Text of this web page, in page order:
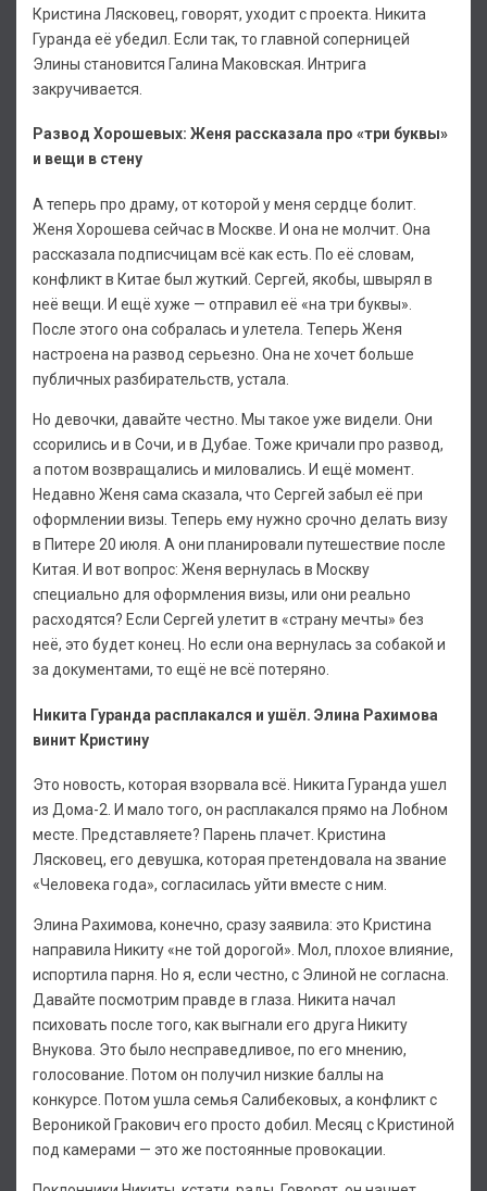
Кристина Лясковец, говорят, уходит с проекта. Никита
Гуранда её убедил. Если так, то главной соперницей
Элины становится Галина Маковская. Интрига
закручивается.
Развод Хорошевых: Женя рассказала про «три буквы»
и вещи в стену
А теперь про драму, от которой у меня сердце болит.
Женя Хорошева сейчас в Москве. И она не молчит. Она
рассказала подписчицам всё как есть. По её словам,
конфликт в Китае был жуткий. Сергей, якобы, швырял в
неё вещи. И ещё хуже — отправил её «на три буквы».
После этого она собралась и улетела. Теперь Женя
настроена на развод серьезно. Она не хочет больше
публичных разбирательств, устала.
Но девочки, давайте честно. Мы такое уже видели. Они
ссорились и в Сочи, и в Дубае. Тоже кричали про развод,
а потом возвращались и миловались. И ещё момент.
Недавно Женя сама сказала, что Сергей забыл её при
оформлении визы. Теперь ему нужно срочно делать визу
в Питере 20 июля. А они планировали путешествие после
Китая. И вот вопрос: Женя вернулась в Москву
специально для оформления визы, или они реально
расходятся? Если Сергей улетит в «страну мечты» без
неё, это будет конец. Но если она вернулась за собакой и
за документами, то ещё не всё потеряно.
Никита Гуранда расплакался и ушёл. Элина Рахимова
винит Кристину
Это новость, которая взорвала всё. Никита Гуранда ушел
из Дома-2. И мало того, он расплакался прямо на Лобном
месте. Представляете? Парень плачет. Кристина
Лясковец, его девушка, которая претендовала на звание
«Человека года», согласилась уйти вместе с ним.
Элина Рахимова, конечно, сразу заявила: это Кристина
направила Никиту «не той дорогой». Мол, плохое влияние,
испортила парня. Но я, если честно, с Элиной не согласна.
Давайте посмотрим правде в глаза. Никита начал
психовать после того, как выгнали его друга Никиту
Внукова. Это было несправедливое, по его мнению,
голосование. Потом он получил низкие баллы на
конкурсе. Потом ушла семья Салибековых, а конфликт с
Вероникой Гракович его просто добил. Месяц с Кристиной
под камерами — это же постоянные провокации.